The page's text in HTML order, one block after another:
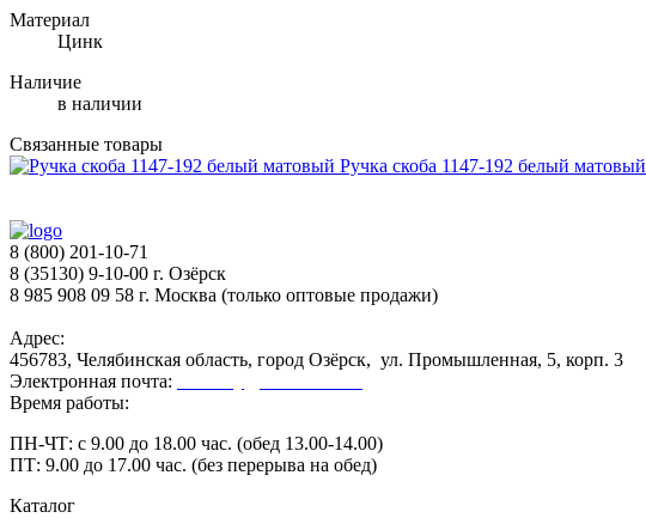
Материал
Цинк
Наличие
в наличии
Связанные товары
Ручка скоба 1147-192 белый матовый
8 (800) 201-10-71
8 (35130) 9-10-00 г. Озёрск
8 985 908 09 58 г. Москва (только оптовые продажи)
Адрес:
456783, Челябинская область, город Озёрск, ул. Промышленная, 5, корп. 3
Электронная почта:
Время работы:
ПН-ЧТ: с 9.00 до 18.00 час. (обед 13.00-14.00)
ПТ: 9.00 до 17.00 час. (без перерыва на обед)
Каталог